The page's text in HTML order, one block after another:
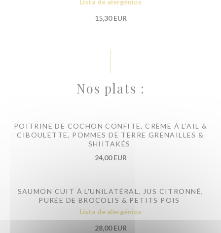
Lista de alergénios
15,30 EUR
Nos plats :
POITRINE DE COCHON CONFITE, CRÈME À L'AIL &
CIBOULETTE, POMMES DE TERRE GRENAILLES &
SHIITAKÉS
24,00 EUR
SAUMON CUIT À L'UNILATÉRAL, JUS CITRONNÉ,
PURÉE DE BROCOLIS & PETITS POIS
Lista de alergénios
28,00 EUR